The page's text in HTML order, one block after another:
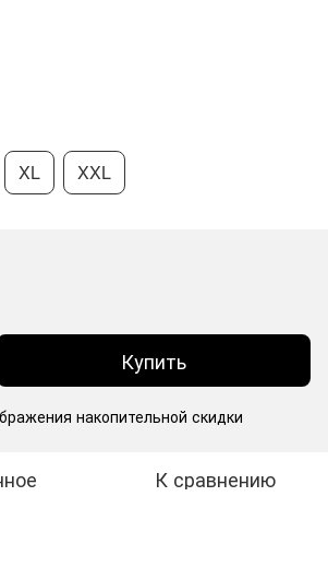
XL XXL
Купить
накопительной скидки
К сравнению